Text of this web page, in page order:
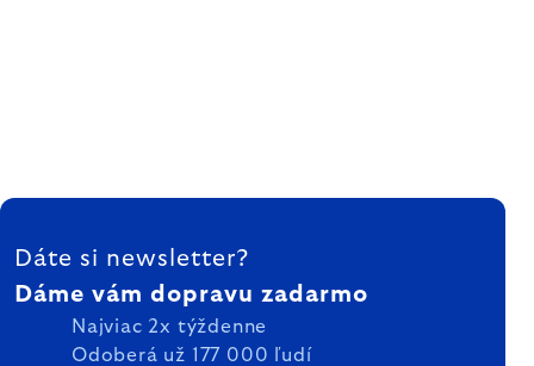
ZÁPÄTIE
Dáte si newsletter?
Dáme vám dopravu zadarmo
Najviac 2x týždenne
Odoberá už 177 000 ľudí